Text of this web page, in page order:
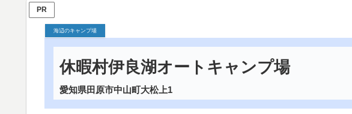
PR
海辺のキャンプ場
休暇村伊良湖オートキャンプ場
愛知県田原市中山町大松上1